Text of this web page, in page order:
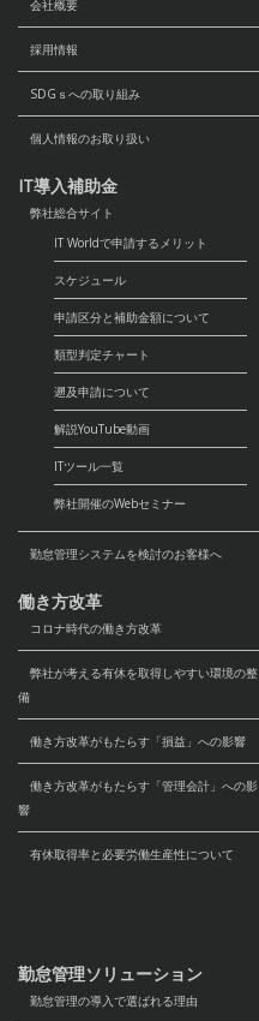
会社概要
採用情報
SDGｓへの取り組み
個人情報のお取り扱い
IT導入補助金
弊社総合サイト
IT Worldで申請するメリット
スケジュール
申請区分と補助金額について
類型判定チャート
遡及申請について
解説YouTube動画
ITツール一覧
弊社開催のWebセミナー
勤怠管理システムを検討のお客様へ
働き方改革
コロナ時代の働き方改革
弊社が考える有休を取得しやすい環境の整
備
働き方改革がもたらす「損益」への影響
働き方改革がもたらす「管理会計」への影
響
有休取得率と必要労働生産性について
勤怠管理ソリューション
勤怠管理の導入で選ばれる理由